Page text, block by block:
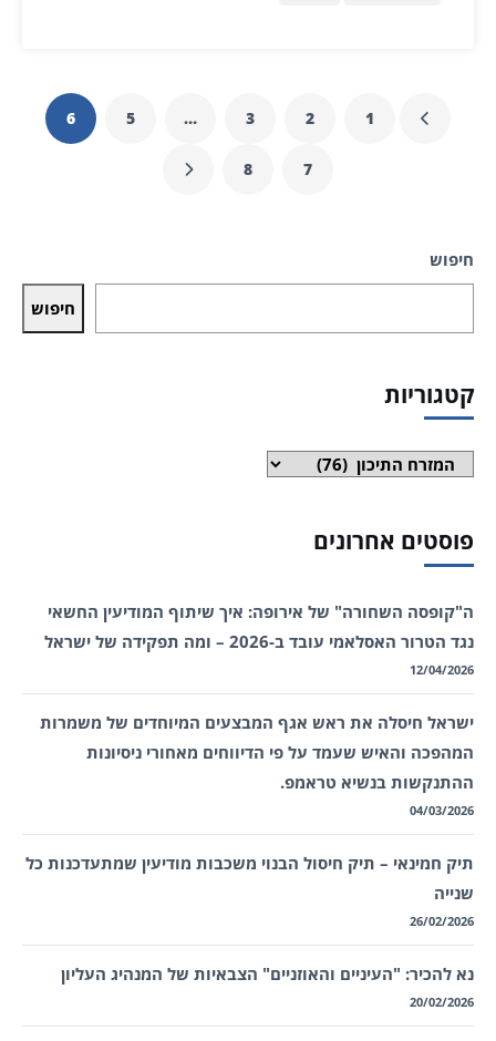
1
2
3
…
5
6
7
8
חיפוש
חיפוש
קטגוריות
קטגוריות
פוסטים אחרונים
ה"קופסה השחורה" של אירופה: איך שיתוף המודיעין החשאי
נגד הטרור האסלאמי עובד ב-2026 – ומה תפקידה של ישראל
12/04/2026
ישראל חיסלה את ראש אגף המבצעים המיוחדים של משמרות
המהפכה והאיש שעמד על פי הדיווחים מאחורי ניסיונות
ההתנקשות בנשיא טראמפ.
04/03/2026
תיק חמינאי – תיק חיסול הבנוי משכבות מודיעין שמתעדכנות כל
שנייה
26/02/2026
נא להכיר: "העיניים והאוזניים" הצבאיות של המנהיג העליון
20/02/2026